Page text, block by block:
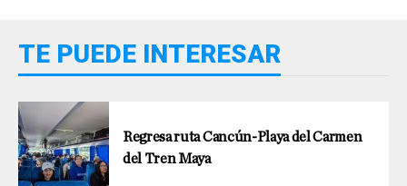
TE PUEDE INTERESAR
Regresa ruta Cancún-Playa del Carmen
del Tren Maya